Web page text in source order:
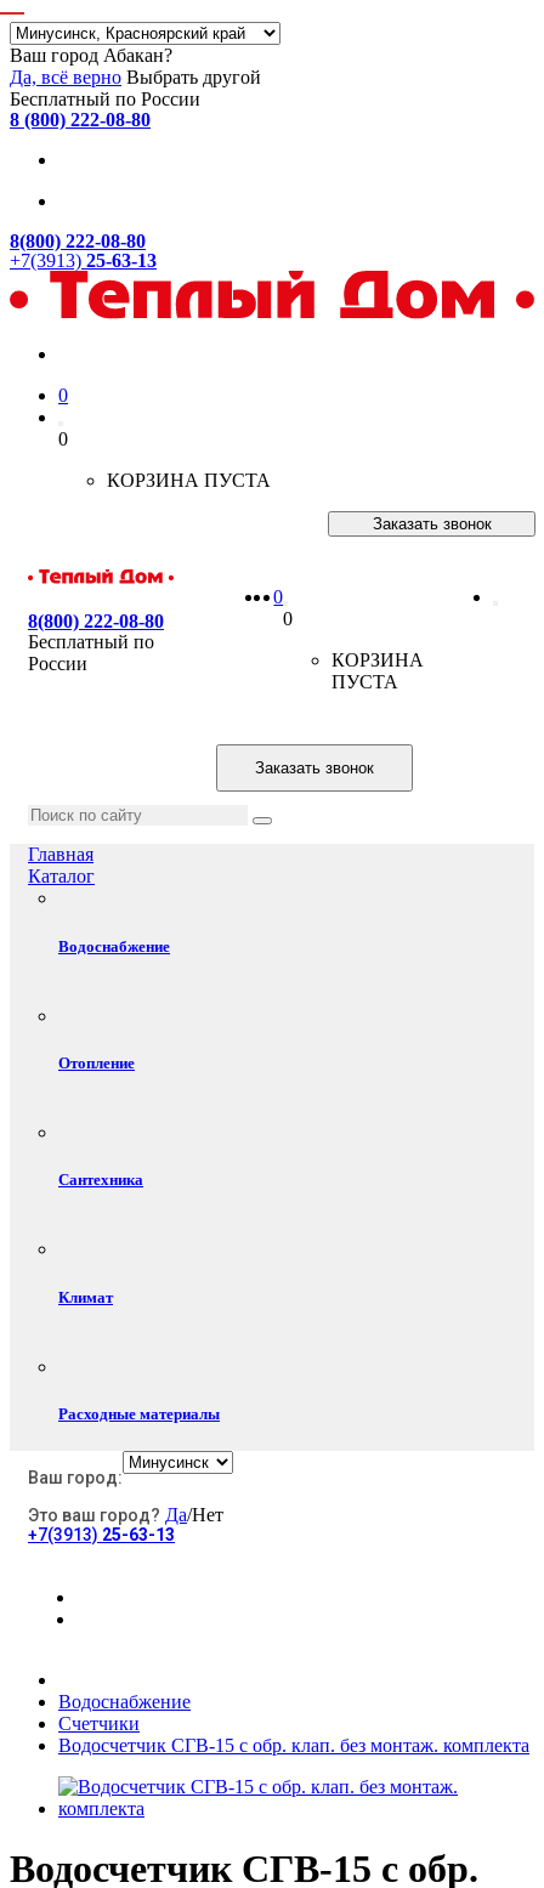
Ваш город Абакан?
Да, всё верно Выбрать другой
Бесплатный по России
8 (800) 222-08-80
8(800) 222-08-80
+7(3913) 25-63-13
0
0
КОРЗИНА ПУСТА
Заказать звонок
8(800) 222-08-80
Бесплатный по
России
0
0
КОРЗИНА
ПУСТА
Заказать звонок
Главная
Каталог
Водоснабжение
Отопление
Сантехника
Климат
Расходные материалы
Электротовары
Строительные товары
Ваш город:
Это ваш город? Да/Нет
+7(3913) 25-63-13
Водоснабжение
Счетчики
Водосчетчик СГВ-15 с обр. клап. без монтаж. комплекта
Водосчетчик СГВ-15 с обр.